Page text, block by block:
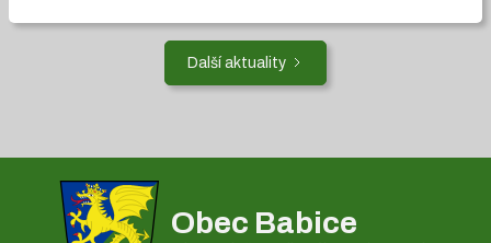
Další aktuality
Obec Babice